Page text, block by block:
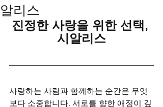
알리스
진정한 사랑을 위한 선택,
시알리스
사랑하는 사람과 함께하는 순간은 무엇
보다 소중합니다. 서로를 향한 애정이 깊